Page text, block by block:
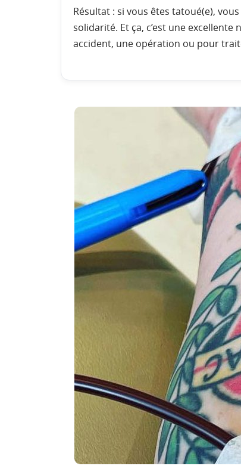
Résultat : si vous êtes tatoué(e),
solidarité. Et ça, c’est une
accident, une opération ou pour